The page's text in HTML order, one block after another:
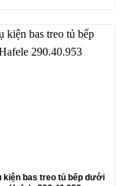
kiện bas treo tủ bếp dưới